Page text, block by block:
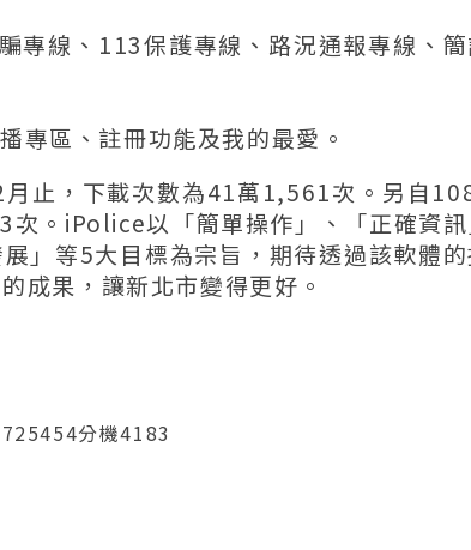
專線、113保護專線、路況通報專線、
專區、註冊功能及我的最愛。
止，下載次數為41萬1,561次。另自
。iPolice以「簡單操作」、「正確資
」等5大目標為宗旨，期待透過該軟體
成果，讓新北市變得更好。
分機4183